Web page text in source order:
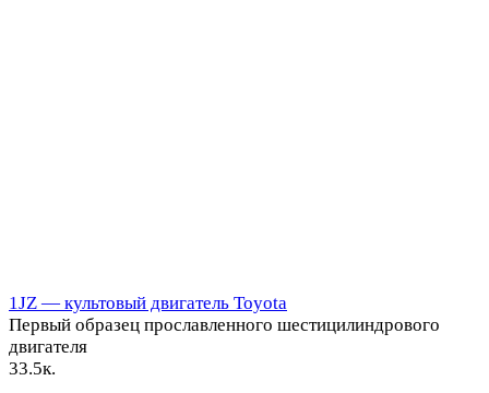
1JZ — культовый двигатель Toyota
Первый образец прославленного шестицилиндрового
двигателя
33.5к.